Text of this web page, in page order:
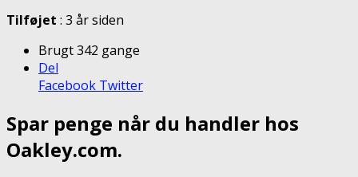
Tilføjet : 3 år siden
Brugt 342 gange
Del
Facebook Twitter
Spar penge når du handler hos
Oakley.com.